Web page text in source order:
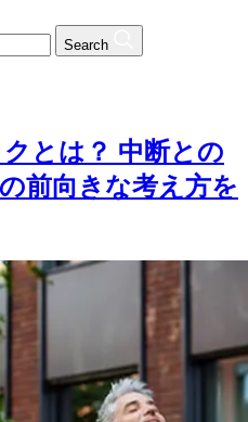
Search
とは？ 中断との
前向きな考え方を